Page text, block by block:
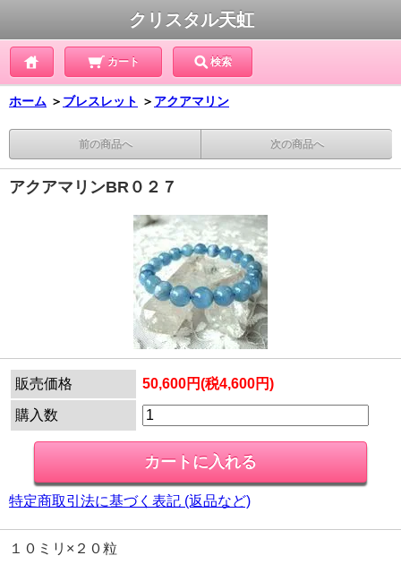
クリスタル天虹
カート 検索
ホーム ＞ ブレスレット ＞ アクアマリン
前の商品へ 次の商品へ
アクアマリンBR０２７
販売価格 50,600円(税4,600円)
購入数
特定商取引法に基づく表記 (返品など)
１０ミリ×２０粒